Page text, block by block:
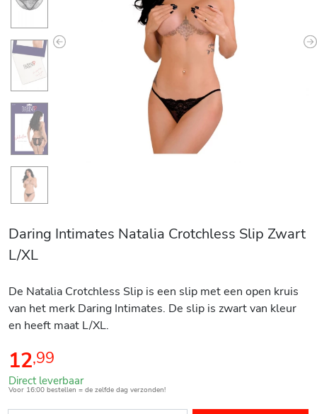
Previous
Daring Intimates Natalia Crotchless Slip Zwart
L/XL
De Natalia Crotchless Slip is een slip met een open kruis
van het merk Daring Intimates. De slip is zwart van kleur
en heeft maat L/XL.
12,99
Direct leverbaar
Voor 16:00 bestellen = de zelfde dag verzonden!